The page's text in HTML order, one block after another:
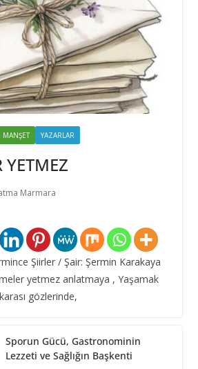
MANŞET YAZARLAR
YETMEZ
Marmara
Şiirler / Şair: Şermin Karakaya
yetmez anlatmaya , Yaşamak
gözlerinde,
Sporun Gücü, Gastronominin
Lezzeti ve Sağlığın Başkenti